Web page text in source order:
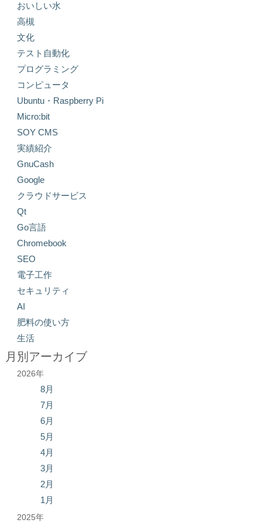
おいしい水
高槻
文化
テスト自動化
プログラミング
コンピュータ
Ubuntu・Raspberry Pi
Micro:bit
SOY CMS
実績紹介
GnuCash
Google
クラウドサービス
Qt
Go言語
Chromebook
SEO
電子工作
セキュリティ
AI
肥料の使い方
生活
月別アーカイブ
2026年
8月
7月
6月
5月
4月
3月
2月
1月
2025年